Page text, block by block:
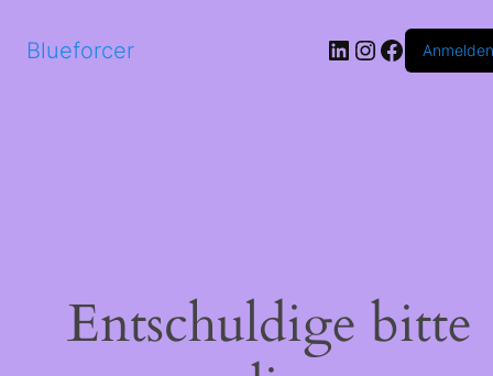
Blueforcer LinkedIn
Instagram
Anmelden
Entschuldige bitte